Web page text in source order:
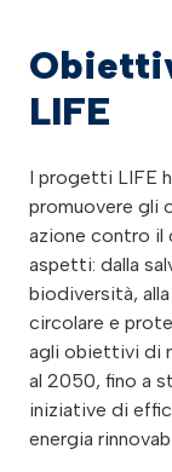
LIFE
I progetti LIFE
promuovere gli
azione contro
aspetti: dalla
biodiversità,
circolare e
agli obiettivi di
al 2050, fino a
iniziative di
energia